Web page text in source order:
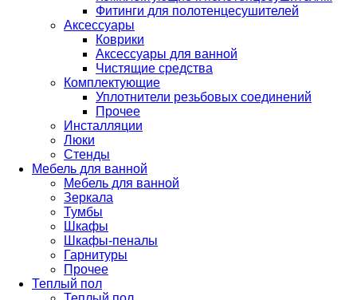
Фитинги для полотенцесушителей
Аксессуары
Коврики
Аксессуары для ванной
Чистящие средства
Комплектующие
Уплотнители резьбовых соединений
Прочее
Инсталляции
Люки
Стенды
Мебель для ванной
Мебель для ванной
Зеркала
Тумбы
Шкафы
Шкафы-пеналы
Гарнитуры
Прочее
Теплый пол